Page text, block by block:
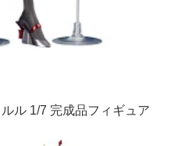
ル 1/7 完成品フィギュア